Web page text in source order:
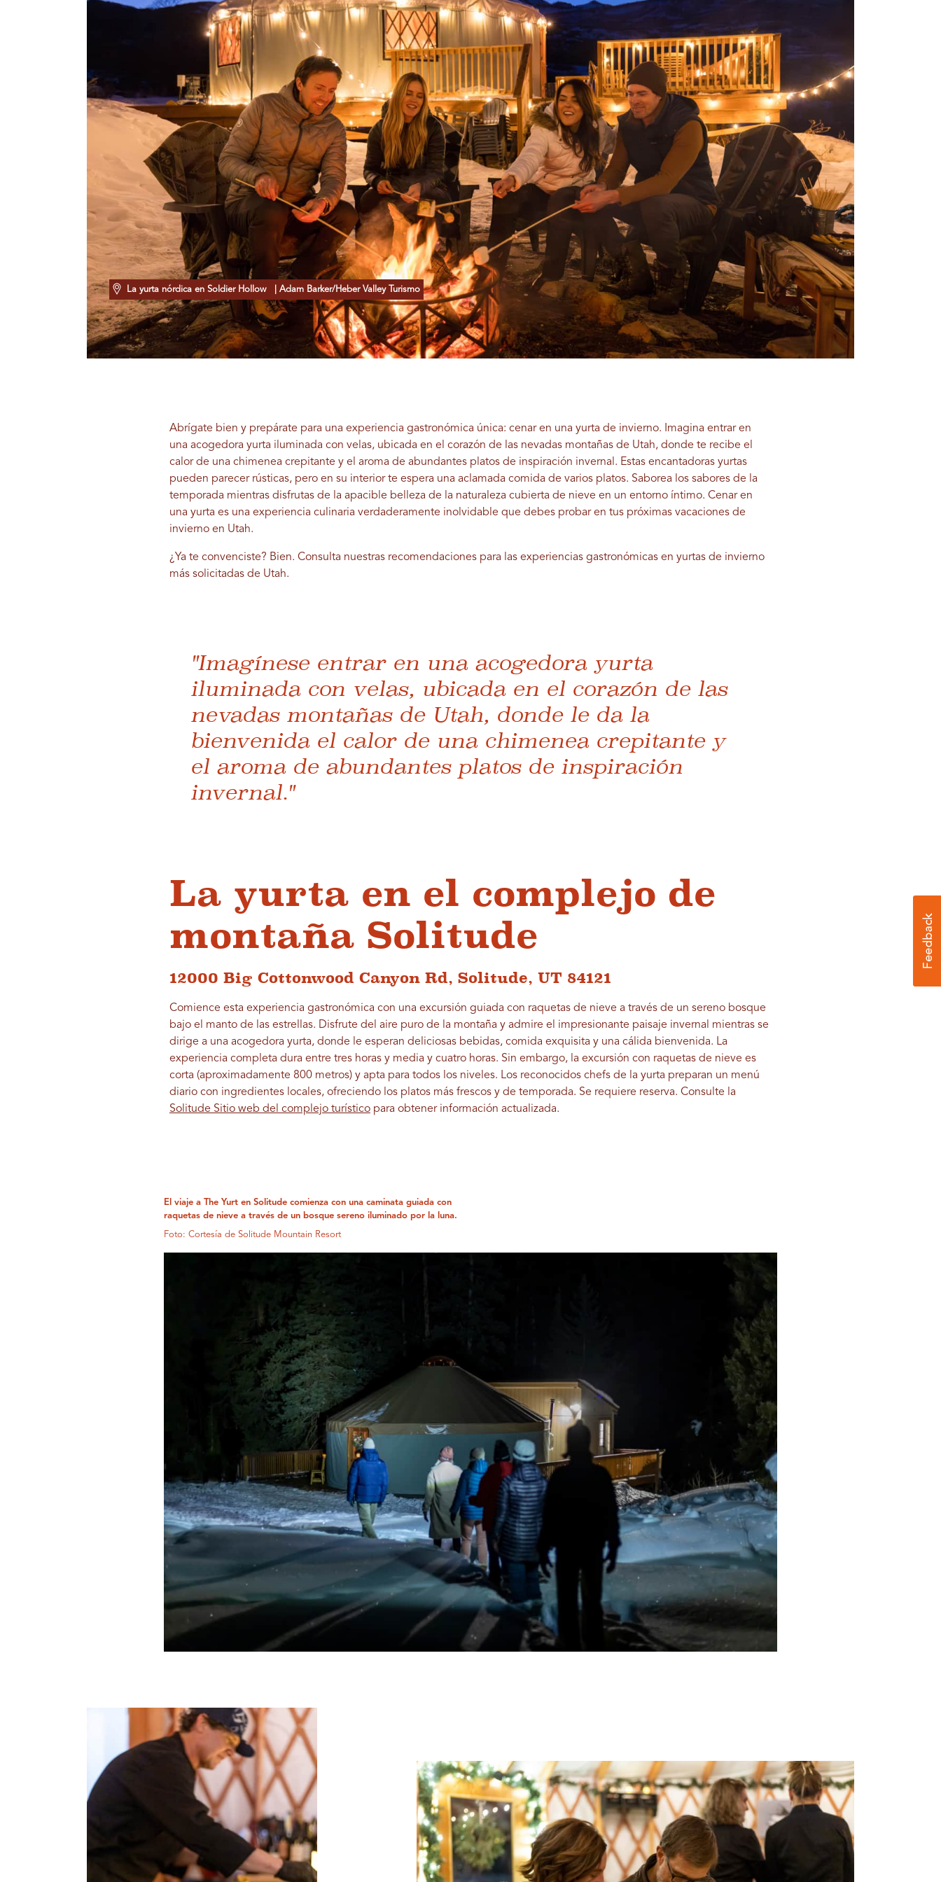
La yurta nórdica en Soldier Hollow | Adam Barker/Heber Valley Turismo
Abrígate bien y prepárate para una experiencia gastronómica única: cenar en una yurta de invierno. Imagina entrar en
una acogedora yurta iluminada con velas, ubicada en el corazón de las nevadas montañas de Utah, donde te recibe el
calor de una chimenea crepitante y el aroma de abundantes platos de inspiración invernal. Estas encantadoras yurtas
pueden parecer rústicas, pero en su interior te espera una aclamada comida de varios platos. Saborea los sabores de la
temporada mientras disfrutas de la apacible belleza de la naturaleza cubierta de nieve en un entorno íntimo. Cenar en
una yurta es una experiencia culinaria verdaderamente inolvidable que debes probar en tus próximas vacaciones de
invierno en Utah.
¿Ya te convenciste? Bien. Consulta nuestras recomendaciones para las experiencias gastronómicas en yurtas de invierno
más solicitadas de Utah.
"Imagínese entrar en una acogedora yurta
iluminada con velas, ubicada en el corazón de las
nevadas montañas de Utah, donde le da la
bienvenida el calor de una chimenea crepitante y
el aroma de abundantes platos de inspiración
invernal."
La yurta en el complejo de
montaña Solitude
12000 Big Cottonwood Canyon Rd, Solitude, UT 84121
Comience esta experiencia gastronómica con una excursión guiada con raquetas de nieve a través de un sereno bosque
bajo el manto de las estrellas. Disfrute del aire puro de la montaña y admire el impresionante paisaje invernal mientras se
dirige a una acogedora yurta, donde le esperan deliciosas bebidas, comida exquisita y una cálida bienvenida. La
experiencia completa dura entre tres horas y media y cuatro horas. Sin embargo, la excursión con raquetas de nieve es
corta (aproximadamente 800 metros) y apta para todos los niveles. Los reconocidos chefs de la yurta preparan un menú
diario con ingredientes locales, ofreciendo los platos más frescos y de temporada. Se requiere reserva. Consulte la
Solitude Sitio web del complejo turísticopara obtener información actualizada.
El viaje a The Yurt en Solitude comienza con una caminata guiada con
raquetas de nieve a través de un bosque sereno iluminado por la luna.
Foto: Cortesía de Solitude Mountain Resort